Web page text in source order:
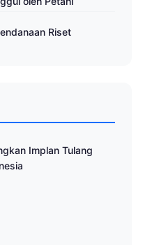
Riset
Implan Tulang